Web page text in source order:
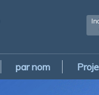
par nom